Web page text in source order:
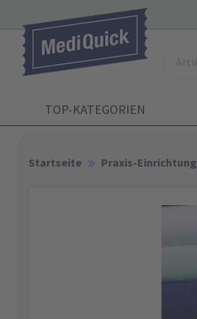
TOP-KATEGORIEN
Startseite Praxis-Einrichtung